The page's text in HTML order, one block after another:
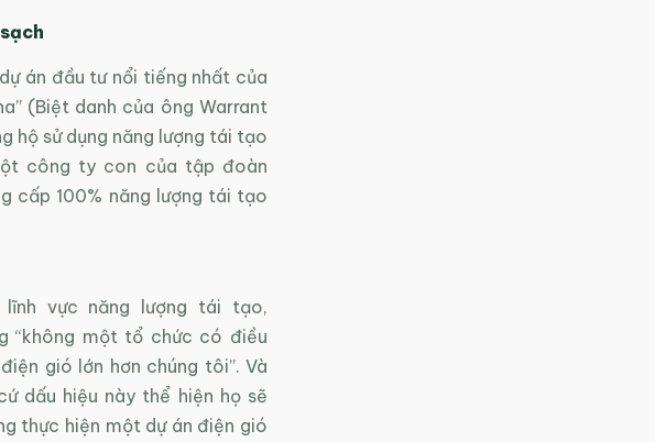
án đầu tư nổi tiếng nhất của
(Biệt danh của ông Warrant
hộ sử dụng năng lượng tái tạo
công ty con của tập đoàn
cấp 100% năng lượng tái tạo
vực năng lượng tái tạo,
“không một tổ chức có điều
gió lớn hơn chúng tôi”. Và
dấu hiệu này thể hiện họ sẽ
thực hiện một dự án điện gió